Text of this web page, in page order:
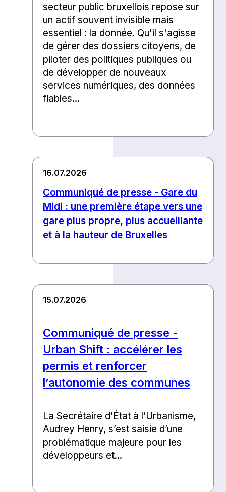
secteur public bruxellois repose sur
un actif souvent invisible mais
essentiel : la donnée. Qu'il s'agisse
de gérer des dossiers citoyens, de
piloter des politiques publiques ou
de développer de nouveaux
services numériques, des données
fiables...
Communiqué de presse - Gare du
Midi : une première étape vers une
gare plus propre, plus accueillante
et à la hauteur de Bruxelles
16.07.2026
Communiqué de presse -
Urban Shift : accélérer les
permis et renforcer
l’autonomie des communes
15.07.2026
La Secrétaire d’État à l’Urbanisme,
Audrey Henry, s’est saisie d’une
problématique majeure pour les
développeurs et...